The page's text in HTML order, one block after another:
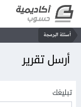
أسئلة البرمجة
أرسل تقرير
تبليغك